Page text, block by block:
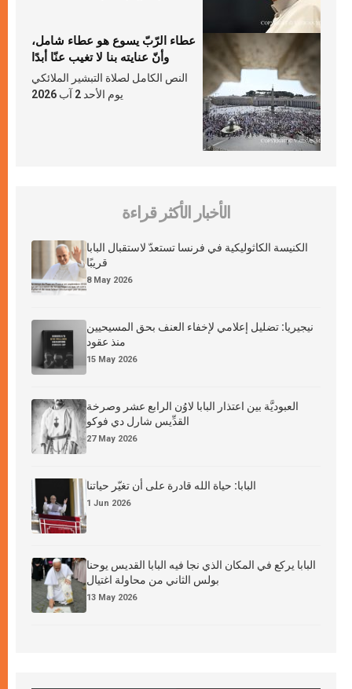
عطاء الرّبّ يسوع هو عطاء شامل،
وأنّ عنايته بنا لا تغيب عنّا أبدًا
النص الكامل لصلاة التبشير الملائكي
يوم الأحد 2 آب 2026
الأخبار الأكثر قراءة
الكنيسة الكاثوليكية في فرنسا تستعدّ لاستقبال البابا
قريبًا
8 May 2026
نيجيريا: تضليل إعلامي لإخفاء العنف بحق المسيحيين
منذ عقود
15 May 2026
العبوديَّة بين اعتذار البابا لاوُن الرابع عشر وصرخة
القدِّيس شارل دي فوكو
27 May 2026
البابا: حياة الله قادرة على أن تغيّر حياتنا
1 Jun 2026
البابا يركع في المكان الذي نجا فيه البابا القديس يوحنا
بولس الثاني من محاولة اغتيال
13 May 2026